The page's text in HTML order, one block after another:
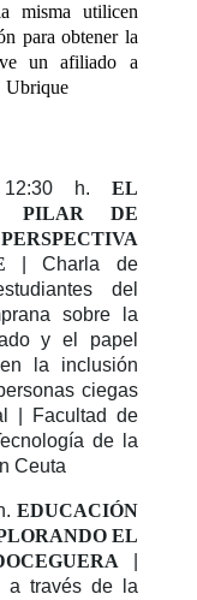
misma utilicen
para obtener la
un afiliado a
Ubrique
h. EL
PILAR DE
| Charla de
del
sobre la
y el papel
la inclusión
ciegas
| Facultad de
de la
Ceuta
EDUCACIÓN
EL
a través de la